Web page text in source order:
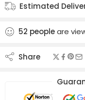
Estimated
52 peopleare
Share